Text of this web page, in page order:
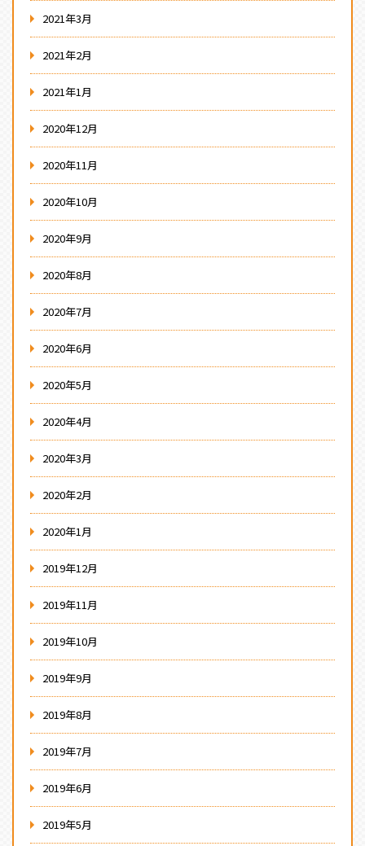
2021年3月
2021年2月
2021年1月
2020年12月
2020年11月
2020年10月
2020年9月
2020年8月
2020年7月
2020年6月
2020年5月
2020年4月
2020年3月
2020年2月
2020年1月
2019年12月
2019年11月
2019年10月
2019年9月
2019年8月
2019年7月
2019年6月
2019年5月